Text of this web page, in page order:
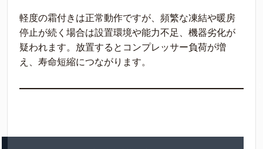
軽度の霜付きは正常動作ですが、頻繁な凍結や暖房
停止が続く場合は設置環境や能力不足、機器劣化が
疑われます。放置するとコンプレッサー負荷が増
え、寿命短縮につながります。